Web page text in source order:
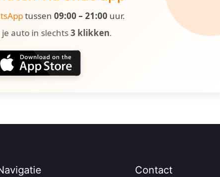
tussen 09:00 – 21:00 uur.
auto in slechts3 klikken.
Contact